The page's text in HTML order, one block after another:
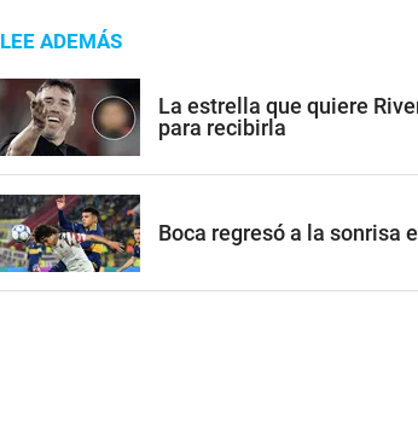
LEE ADEMÁS
La estrella que quiere
para recibirla
Boca regresó a la sonrisa